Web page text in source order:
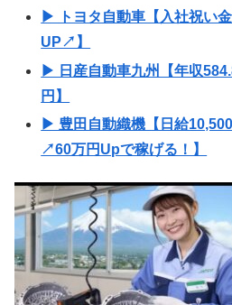
▶ トヨタ自動車【入社祝い
UP↗】
▶ 日産自動車九州【年収
円】
▶ 豊田自動織機【日給
↗60万円Upで稼げる！】